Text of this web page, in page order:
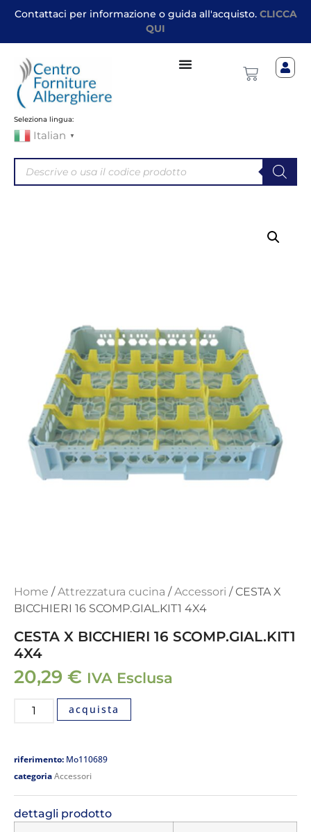
Contattaci per informazione o guida all'acquisto. CLICCA
QUI
Seleziona lingua:
Italian ▼
Home /Attrezzatura cucina /Accessori / CESTA X
BICCHIERI 16 SCOMP.GIAL.KIT1 4X4
CESTA X BICCHIERI 16 SCOMP.GIAL.KIT1
4X4
20,29 € IVA Esclusa
acquista
riferimento: Mo110689
categoriaAccessori
dettagli prodotto